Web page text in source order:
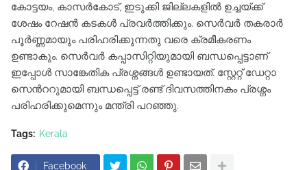
കോട്ടയം, കാസർകോട്, ഇടുക്കി ജില്ലകളില്‍ ഉച്ചയ്ക്ക്
ശേഷം റേഷന്‍ കടകള്‍ പ്രവര്‍ത്തിക്കും. സെര്‍വര്‍ തകരാർ
പൂർണ്ണമായും പരിഹരിക്കുന്നതു വരെ ക്രമീകരണം
ഉണ്ടാകും. സെർവര്‍ കപ്പാസിറ്റിയുമായി ബന്ധപ്പെട്ടാണ്
ഇപ്പോൾ സാങ്കേതിക പ്രശ്നങ്ങൾ ഉണ്ടായത്. സ്റ്റേറ്റ് ഡേറ്റാ
സെന്‍ററുമായി ബന്ധപ്പെട്ട് രണ്ട് ദിവസത്തിനകം പ്രശ്നം
പരിഹരിക്കുമെന്നും മന്ത്രി പറഞ്ഞു.
Tags: Kerala
Facebook